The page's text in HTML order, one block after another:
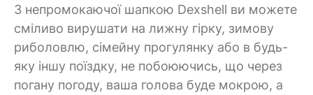
З непромокаючої шапкою Dexshell ви можете
сміливо вирушати на лижну гірку, зимову
риболовлю, сімейну прогулянку або в будь-
яку іншу поїздку, не побоюючись, що через
погану погоду, ваша голова буде мокрою, а